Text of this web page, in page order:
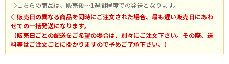
◇こちらの商品は、販売後～1週間程度での発送となります。
◇販売日の異なる商品を同時にご注文された場合、最も遅い販売日にあわ
せての一括発送になります。
（販売日ごとの配送をご希望の場合は、別々にご注文下さい。その際、送
料等はご注文ごとに掛かりますので予めご了承下さい。）